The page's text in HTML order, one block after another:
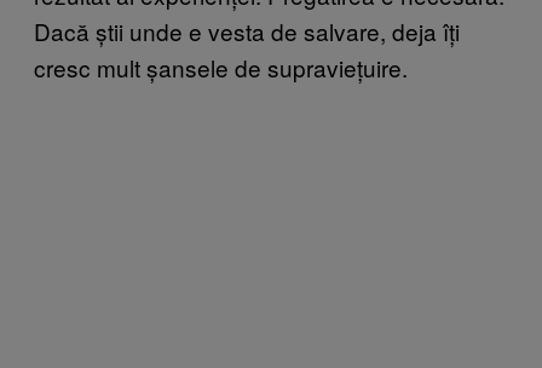
Dacă știi unde e vesta de salvare, deja îți
cresc mult șansele de supraviețuire.